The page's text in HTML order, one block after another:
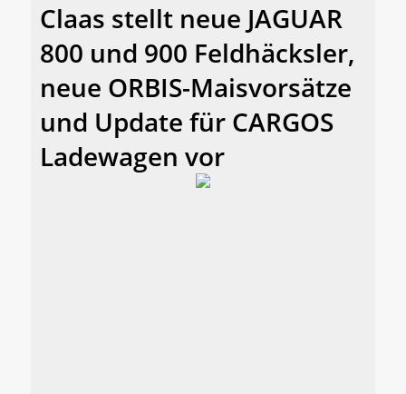
Claas stellt neue JAGUAR
800 und 900 Feldhäcksler,
neue ORBIS-Maisvorsätze
und Update für CARGOS
Ladewagen vor